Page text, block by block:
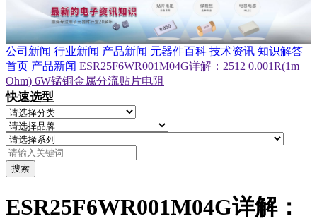
公司新闻 行业新闻 产品新闻 元器件百科 技术资讯 知识解答
首页 产品新闻 ESR25F6WR001M04G详解：2512 0.001R(1m
Ohm) 6W锰铜金属分流贴片电阻
快速选型
搜索
ESR25F6WR001M04G详解：